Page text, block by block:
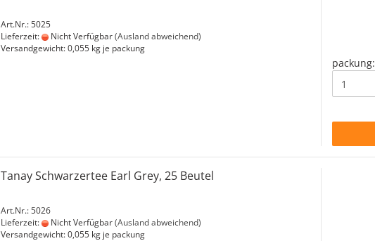
Art.Nr.: 5025
Lieferzeit:
Nicht Verfügbar(Ausland abweichend)
Versandgewicht:0,055 kg je packung
packung:
Tanay Schwarzertee Earl Grey, 25 Beutel
Art.Nr.: 5026
Lieferzeit:
Nicht Verfügbar(Ausland abweichend)
Versandgewicht:0,055 kg je packung